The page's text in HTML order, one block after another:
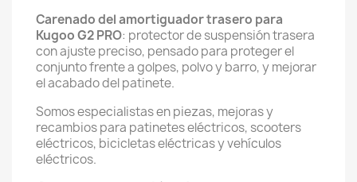
Carenado del amortiguador trasero para
Kugoo G2 PRO: protector de suspensión trasera
con ajuste preciso, pensado para proteger el
conjunto frente a golpes, polvo y barro, y mejorar
el acabado del patinete.
Somos especialistas en piezas, mejoras y
recambios para patinetes eléctricos, scooters
eléctricos, bicicletas eléctricas y vehículos
eléctricos.